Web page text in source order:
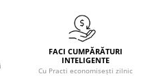
FACI CUMPĂRĂTURI
INTELIGENTE
Cu Practi economisești zilnic